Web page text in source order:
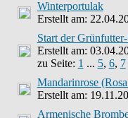
Winterportulak
Erstellt am:
Start der
Erstellt am:
zu Seite: 1 ... 5, 6, 7
Mandarinrose
Erstellt am:
Armenische